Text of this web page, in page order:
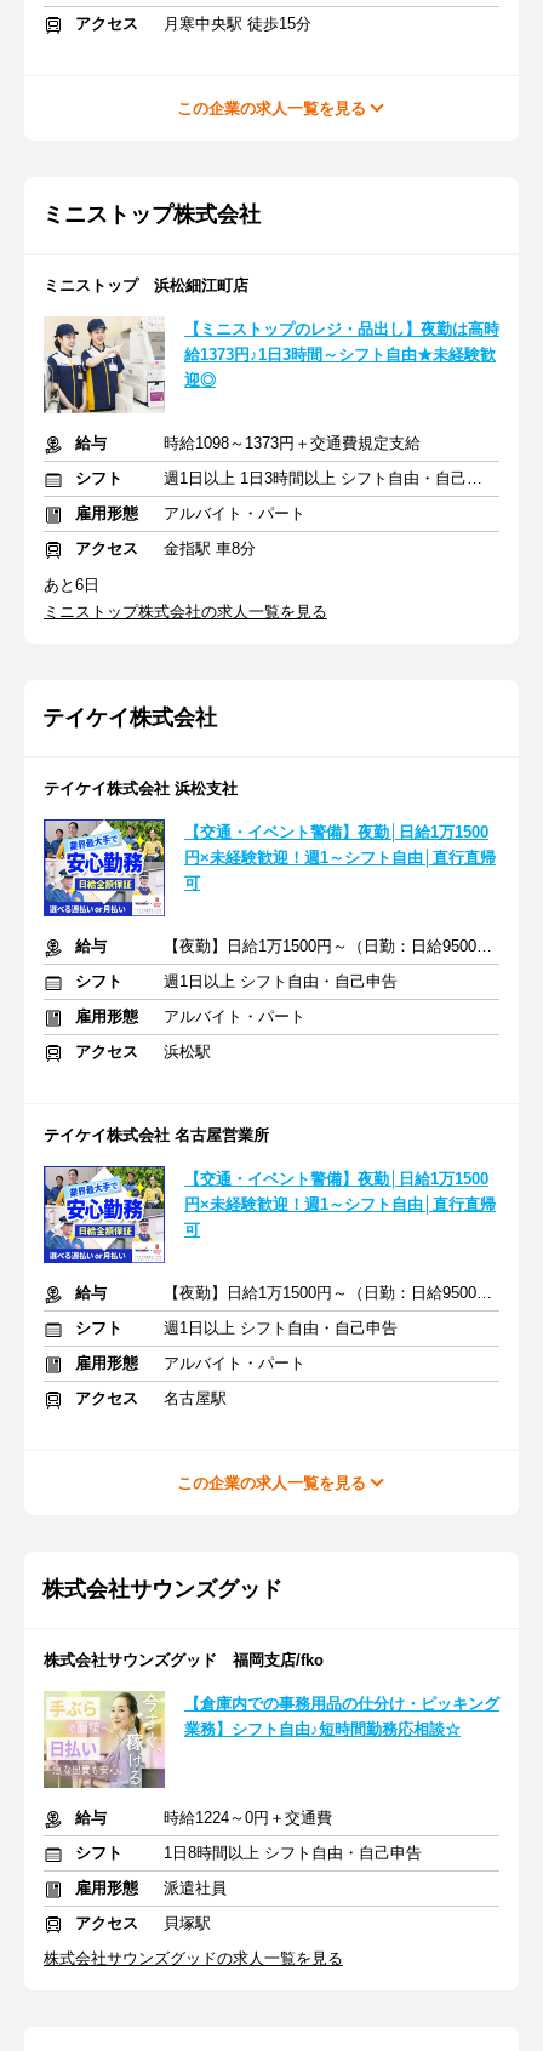
アクセス 月寒中央駅 徒歩15分
この企業の求人一覧を見る
ミニストップ株式会社
ミニストップ 浜松細江町店
【ミニストップのレジ・品出し】夜勤は高時
給1373円♪1日3時間～シフト自由★未経験歓
迎◎
給与
時給1098～1373円＋交通費規定支給
シフト
週1日以上 1日3時間以上 シフト自由・自己申告
雇用形態
アルバイト・パート
アクセス
金指駅 車8分
あと6日
ミニストップ株式会社の求人一覧を見る
テイケイ株式会社
テイケイ株式会社 浜松支社
【交通・イベント警備】夜勤│日給1万1500
円×未経験歓迎！週1～シフト自由│直行直帰
可
給与
【夜勤】日給1万1500円～（日勤：日給9500円～）
シフト
週1日以上 シフト自由・自己申告
雇用形態
アルバイト・パート
アクセス
浜松駅
テイケイ株式会社 名古屋営業所
【交通・イベント警備】夜勤│日給1万1500
円×未経験歓迎！週1～シフト自由│直行直帰
可
給与
【夜勤】日給1万1500円～（日勤：日給9500円～）
シフト
週1日以上 シフト自由・自己申告
雇用形態
アルバイト・パート
アクセス
名古屋駅
この企業の求人一覧を見る
株式会社サウンズグッド
株式会社サウンズグッド 福岡支店/fko
【倉庫内での事務用品の仕分け・ピッキング
業務】シフト自由♪短時間勤務応相談☆
給与
時給1224～0円＋交通費
シフト
1日8時間以上 シフト自由・自己申告
雇用形態
派遣社員
アクセス
貝塚駅
株式会社サウンズグッドの求人一覧を見る